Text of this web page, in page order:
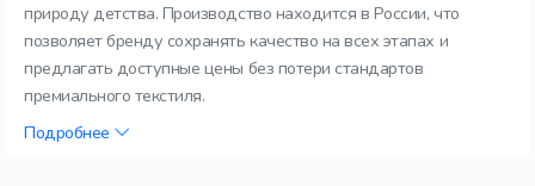
природу детства. Производство находится в России, что
позволяет бренду сохранять качество на всех этапах и
предлагать доступные цены без потери стандартов
премиального текстиля.
Подробнее